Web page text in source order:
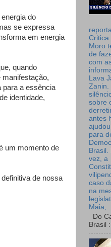
do
se expressa
em energia
quando
manifestação,
para a essência
identidade,
um momento de
de nossa
Critica
Moro
de
com
Lava
Zanin.
sobre
antes
para
Brasil.
vez, a
caso
na
Maia,
Do
Brasil :